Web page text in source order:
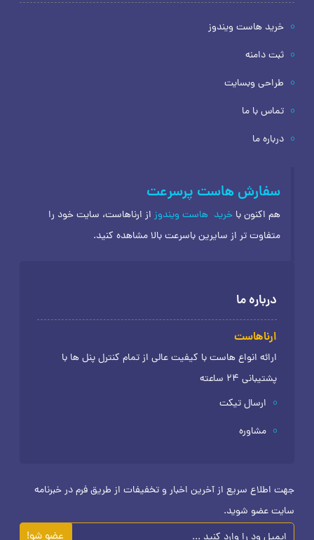
خرید هاست ویندوز
ثبت دامنه
طراحی وبسایت
تماس با ما
درباره ما
سفارش هاست پرسرعت
هم اکنون با خرید هاست ویندوزاز ارناهاست، سایت خود را
متفاوت تر از سایرین باسرعت بالا مشاهده کنید.
درباره ما
ارناهاست
ارائه انواع هاست با کیفیت عالی از تمام کنترل پنل ها با
پشتیبانی 24 ساعته
ارسال تیکت
مشاوره
جهت اطلاع سریع از آخرین اخبار و تخفیفات از طریق فرم در خبرنامه
سایت عضو شوید.